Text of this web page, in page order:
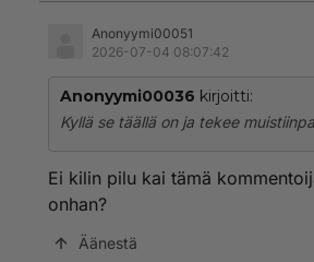
Anonyymi00051
2026-07-04 08:07:42
Anonyymi00036 kirjoitti:
Kyllä se täällä on ja tekee
Ei kilin pilu kai tämä
onhan?
Äänestä